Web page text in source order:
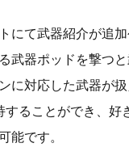
にて武器紹介が追
武器ポッドを撃つ
に対応した武器が
することができ、好
能です。